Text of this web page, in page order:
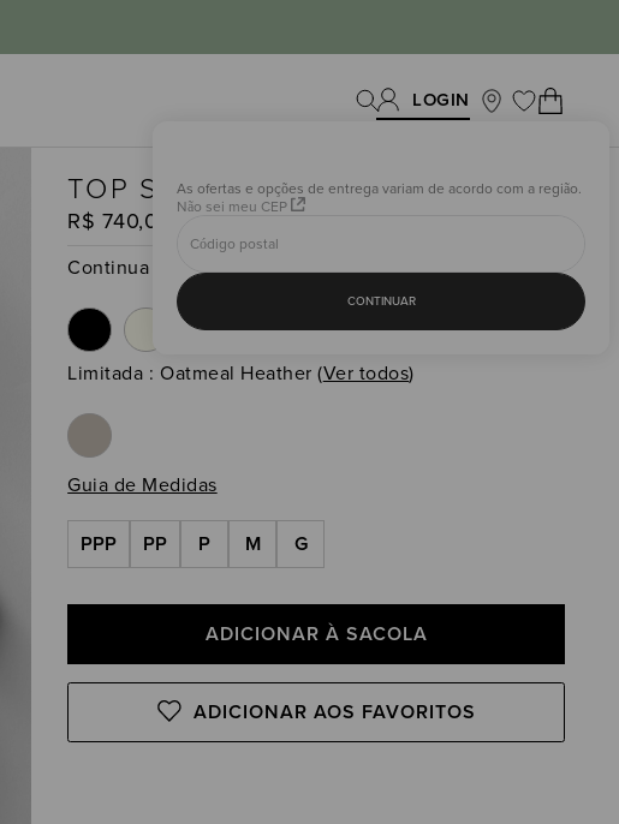
As ofertas e opções de entrega variam de acordo com a região.
Não sei meu CEP
CONTINUAR
TOP SUÉTER KNIT UNWIND
R$ 740,00
Continua
Limitada : Oatmeal Heather (Ver todos)
Guia de Medidas
PPP PP P M G